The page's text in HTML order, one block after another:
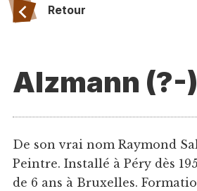
Retour
Alzmann (?-)
De son vrai nom Raymond
Peintre. Installé à Péry dès
de 6 ans à Bruxelles.